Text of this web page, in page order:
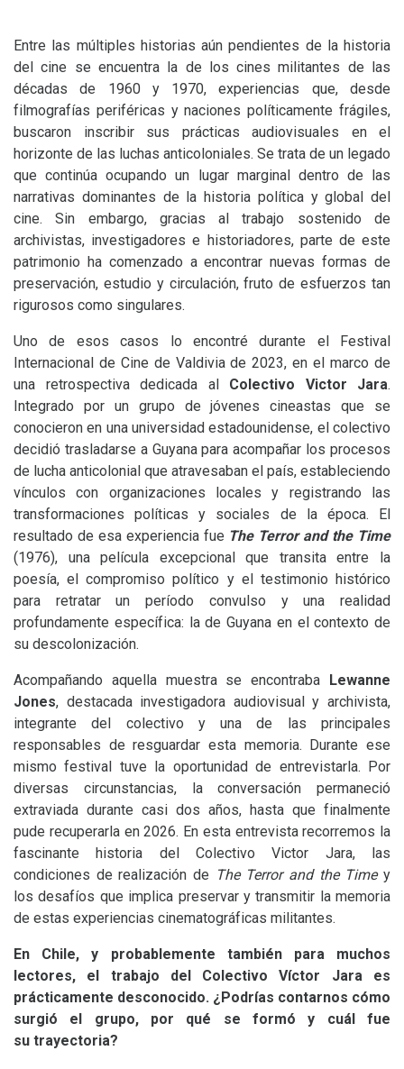
Entre las múltiples historias aún pendientes de la historia
del cine se encuentra la de los cines militantes de las
décadas de 1960 y 1970, experiencias que, desde
filmografías periféricas y naciones políticamente frágiles,
buscaron inscribir sus prácticas audiovisuales en el
horizonte de las luchas anticoloniales. Se trata de un legado
que continúa ocupando un lugar marginal dentro de las
narrativas dominantes de la historia política y global del
cine. Sin embargo, gracias al trabajo sostenido de
archivistas, investigadores e historiadores, parte de este
patrimonio ha comenzado a encontrar nuevas formas de
preservación, estudio y circulación, fruto de esfuerzos tan
rigurosos como singulares.
Uno de esos casos lo encontré durante el Festival
Internacional de Cine de Valdivia de 2023, en el marco de
una retrospectiva dedicada alColectivo Victor Jara.
Integrado por un grupo de jóvenes cineastas que se
conocieron en una universidad estadounidense, el colectivo
decidió trasladarse a Guyana para acompañar los procesos
de lucha anticolonial que atravesaban el país, estableciendo
vínculos con organizaciones locales y registrando las
transformaciones políticas y sociales de la época. El
resultado de esa experiencia fue The Terror and the Time
(1976), una película excepcional que transita entre la
poesía, el compromiso político y el testimonio histórico
para retratar un período convulso y una realidad
profundamente específica: la de Guyana en el contexto de
su descolonización.
Acompañando aquella muestra se encontraba Lewanne
Jones, destacada investigadora audiovisual y archivista,
integrante del colectivo y una de las principales
responsables de resguardar esta memoria. Durante ese
mismo festival tuve la oportunidad de entrevistarla. Por
diversas circunstancias, la conversación permaneció
extraviada durante casi dos años, hasta que finalmente
pude recuperarla en 2026. En esta entrevista recorremos la
fascinante historia del Colectivo Victor Jara, las
condiciones de realización de The Terror and the Timey
los desafíos que implica preservar y transmitir la memoria
de estas experiencias cinematográficas militantes.
En Chile, y probablemente también para muchos
lectores, el trabajo del Colectivo Víctor Jara es
prácticamente desconocido. ¿Podrías contarnos cómo
surgió el grupo, por qué se formó y cuál fue
su trayectoria?